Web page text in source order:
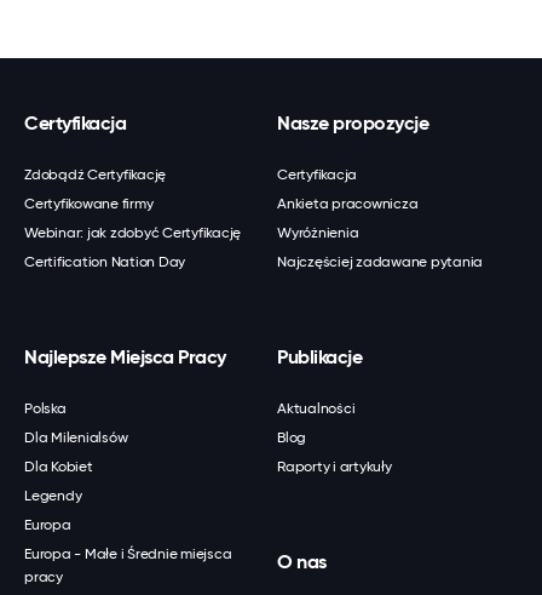
Certyfikacja
Zdobądź Certyfikację
Certyfikowane firmy
Webinar: jak zdobyć Certyfikację
Certification Nation Day
Nasze propozycje
Certyfikacja
Ankieta pracownicza
Wyróżnienia
Najczęściej zadawane pytania
Najlepsze Miejsca Pracy
Polska
Dla Milenialsów
Dla Kobiet
Legendy
Europa
Europa - Małe i Średnie miejsca
pracy
Publikacje
Aktualności
Blog
Raporty i artykuły
O nas